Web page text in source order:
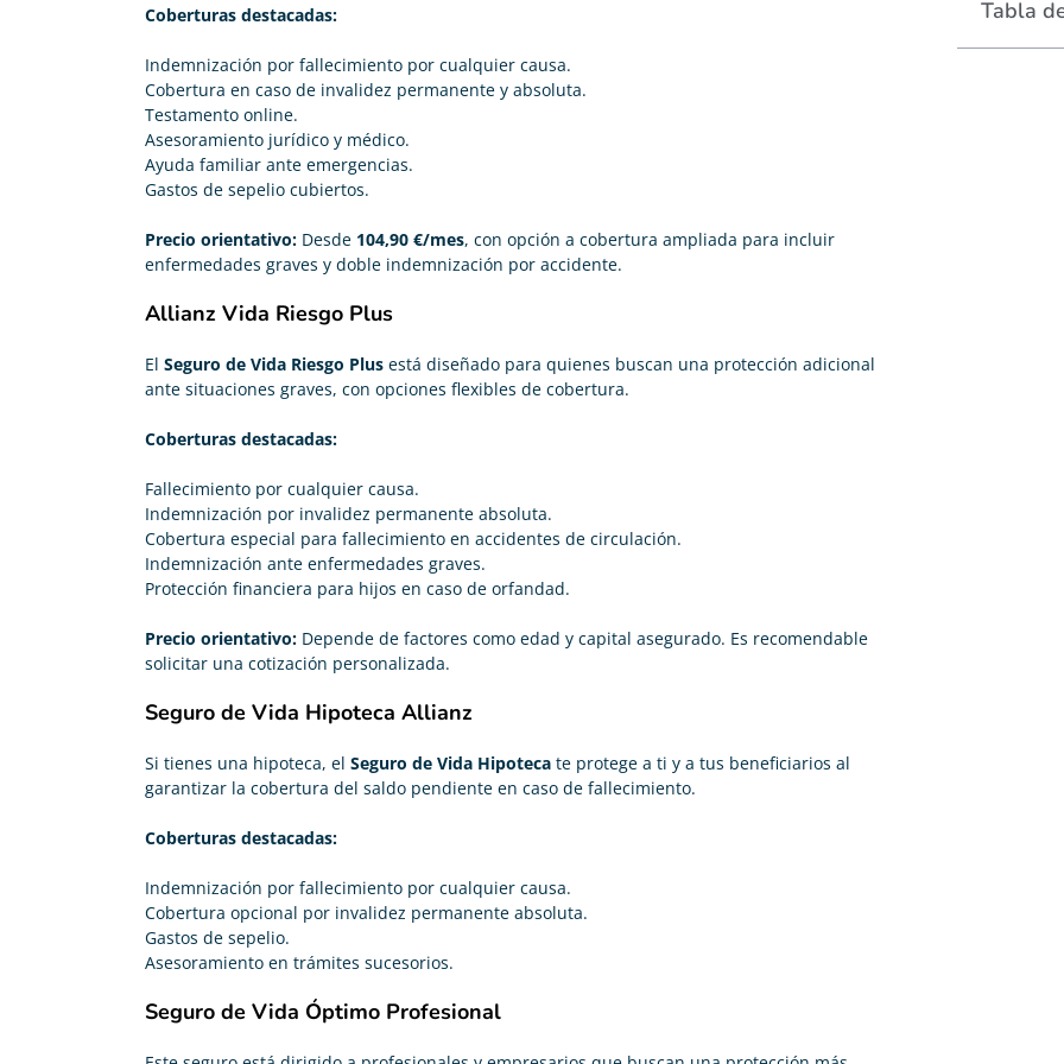
Coberturas destacadas:
Indemnización por fallecimiento por cualquier causa.
Cobertura en caso de invalidez permanente y absoluta.
Testamento online.
Asesoramiento jurídico y médico.
Ayuda familiar ante emergencias.
Gastos de sepelio cubiertos.
Precio orientativo: Desde 104,90 €/mes, con opción a cobertura ampliada para incluir
enfermedades graves y doble indemnización por accidente.
Allianz Vida Riesgo Plus
El Seguro de Vida Riesgo Plus está diseñado para quienes buscan una protección adicional
ante situaciones graves, con opciones flexibles de cobertura.
Coberturas destacadas:
Fallecimiento por cualquier causa.
Indemnización por invalidez permanente absoluta.
Cobertura especial para fallecimiento en accidentes de circulación.
Indemnización ante enfermedades graves.
Protección financiera para hijos en caso de orfandad.
Precio orientativo: Depende de factores como edad y capital asegurado. Es recomendable
solicitar una cotización personalizada.
Seguro de Vida Hipoteca Allianz
Si tienes una hipoteca, el Seguro de Vida Hipoteca te protege a ti y a tus beneficiarios al
garantizar la cobertura del saldo pendiente en caso de fallecimiento.
Coberturas destacadas:
Indemnización por fallecimiento por cualquier causa.
Cobertura opcional por invalidez permanente absoluta.
Gastos de sepelio.
Asesoramiento en trámites sucesorios.
Seguro de Vida Óptimo Profesional
Tabla